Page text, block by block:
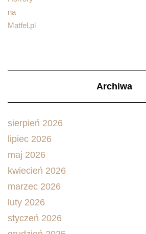
Archiwa
sierpień 2026
lipiec 2026
maj 2026
kwiecień 2026
marzec 2026
luty 2026
styczeń 2026